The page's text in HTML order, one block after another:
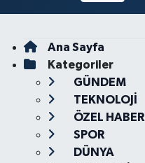
Ana Sayfa
Kategoriler
GÜNDEM
TEKNOLOJİ
ÖZEL HABER
SPOR
DÜNYA